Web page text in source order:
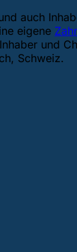
auch
eigene
und
Schweiz.